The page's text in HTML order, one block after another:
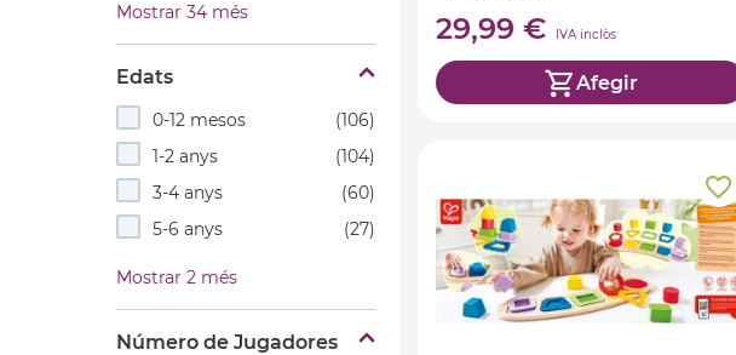
Mostrar 34 més
Edats
0-12 mesos
(106)
1-2 anys
(104)
3-4 anys
(60)
5-6 anys
(27)
Mostrar 2 més
Número de Jugadores
29,99 € IVA inclòs
Afegir